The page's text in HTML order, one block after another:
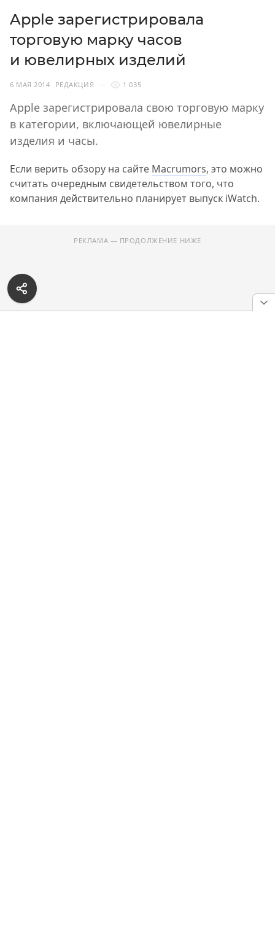
Apple зарегистрировала
торговую марку часов
и ювелирных изделий
6 МАЯ 2014 РЕДАКЦИЯ 1 035
Apple зарегистрировала свою торговую марку
в категории, включающей ювелирные
изделия и часы.
Если верить обзору на сайте Macrumors, это можно
считать очередным свидетельством того, что
компания действительно планирует выпуск iWatch.
РЕКЛАМА — ПРОДОЛЖЕНИЕ НИЖЕ